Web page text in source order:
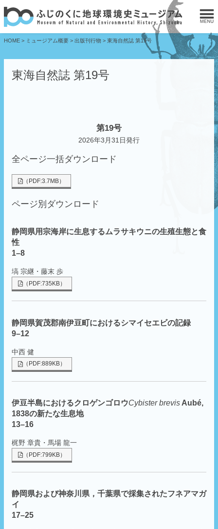
HOME > ミュージアム概要 > 出版刊行物 > 東海自然誌 第19号
東海自然誌 第19号
第19号
2026年3月31日発行
全ページ一括ダウンロード
（PDF:3.7MB）
ページ別ダウンロード
静岡県用宗海岸に生息するムラサキウニの生殖生態と食
性
1–8
塙 宗継・藤末 歩
（PDF:735KB）
静岡県賀茂郡南伊豆町におけるシマイセエビの記録
9–12
中西 健
（PDF:889KB）
伊豆半島におけるクロゲンゴロウCybister brevis Aubé,
1838の新たな生息地
13–16
梶野 章貴・馬場 龍一
（PDF:799KB）
静岡県および神奈川県，千葉県で採集されたフネアマガ
イ
17–25